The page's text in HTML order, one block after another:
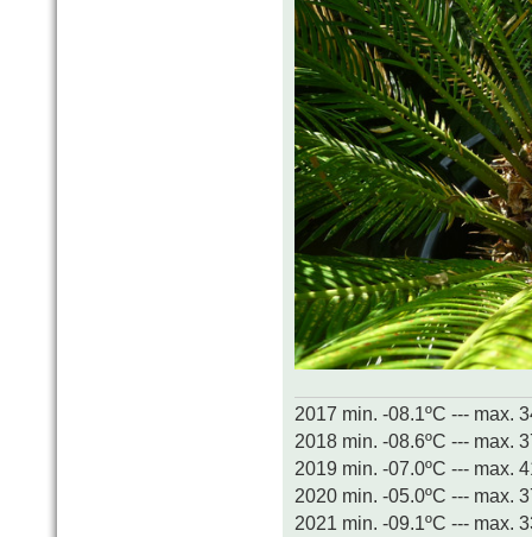
2017 min. -08.1ºC --- max.
2018 min. -08.6ºC --- max.
2019 min. -07.0ºC --- max.
2020 min. -05.0ºC --- max.
2021 min. -09.1ºC --- max.